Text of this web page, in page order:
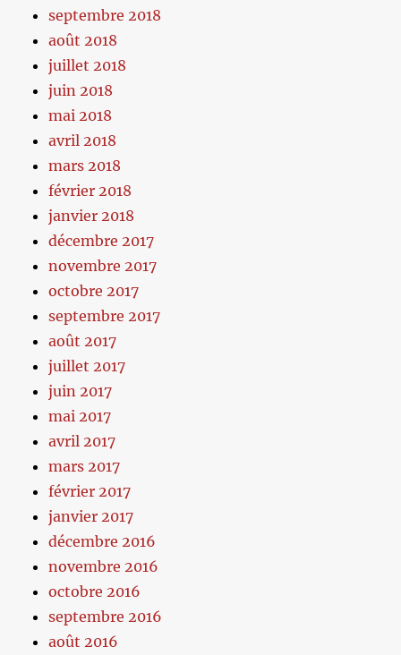
septembre 2018
août 2018
juillet 2018
juin 2018
mai 2018
avril 2018
mars 2018
février 2018
janvier 2018
décembre 2017
novembre 2017
octobre 2017
septembre 2017
août 2017
juillet 2017
juin 2017
mai 2017
avril 2017
mars 2017
février 2017
janvier 2017
décembre 2016
novembre 2016
octobre 2016
septembre 2016
août 2016